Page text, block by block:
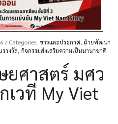
/ Categories: ข่าวและประกาศ, ฝ่ายพัฒนา
างวัล, กิจกรรมส่งเสริมความเป็นนานาชาติ
ศาสตร์ มศว
เวที My Viet